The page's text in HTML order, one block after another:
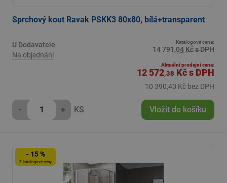
Sprchový kout Ravak PSKK3 80x80, bílá+transparent
U Dodavatele
Na objednání
Katalogová cena:
14 791,04 Kč s DPH
Aktuální prodejní cena:
12 572,38 Kčs DPH
10 390,40 Kč bez DPH
- + KS Vložit do košíku
- 15 %
Z katalogové ceny